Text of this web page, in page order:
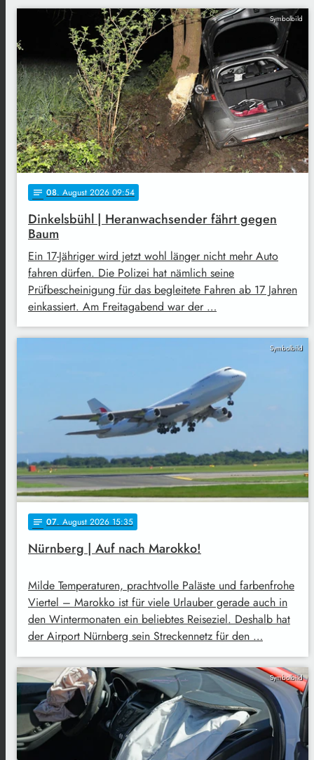
Symbolbild
notes 08. August 2026 09:54
Dinkelsbühl | Heranwachsender fährt gegen
Baum
Ein 17-Jähriger wird jetzt wohl länger nicht mehr Auto
fahren dürfen. Die Polizei hat nämlich seine
Prüfbescheinigung für das begleitete Fahren ab 17 Jahren
einkassiert. Am Freitagabend war der …
Symbolbild
notes 07. August 2026 15:35
Nürnberg | Auf nach Marokko!
Milde Temperaturen, prachtvolle Paläste und farbenfrohe
Viertel – Marokko ist für viele Urlauber gerade auch in
den Wintermonaten ein beliebtes Reiseziel. Deshalb hat
der Airport Nürnberg sein Streckennetz für den …
Symbolbild